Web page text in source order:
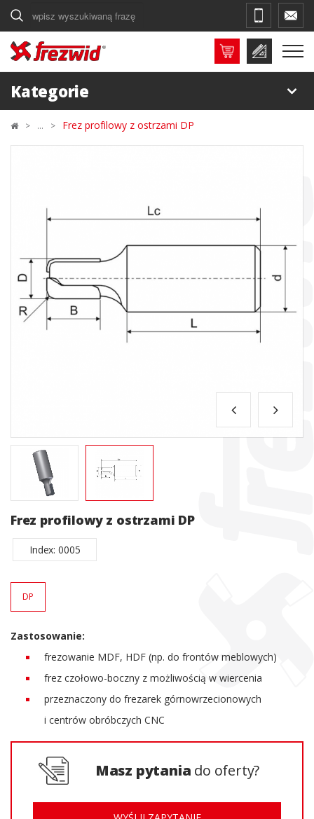
Szukaj
Kategorie
Frez profilowy z ostrzami DP
Frez profilowy z ostrzami DP
Index: 0005
DP
Zastosowanie:
frezowanie MDF, HDF (np. do frontów meblowych)
frez czołowo-boczny z możliwością w wiercenia
przeznaczony do frezarek górnowrzecionowych
i centrów obróbczych CNC
Masz pytania do oferty?